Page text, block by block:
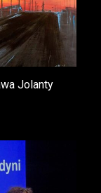
Jolanty